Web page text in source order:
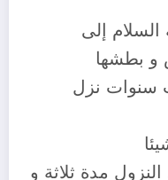
إلى
و بطشها
سنوات نزل
مدة ثلاثة و